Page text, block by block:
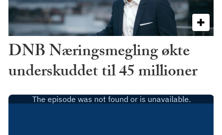
DNB Næringsmegling økte
underskuddet til 45 millioner